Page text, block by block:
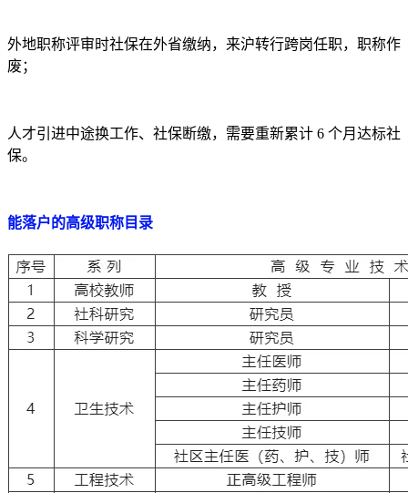
外地职称评审时社保在外省缴纳，来沪转行跨岗任职，职称作
废；
人才引进中途换工作、社保断缴，需要重新累计 6 个月达标社
保。
能落户的高级职称目录